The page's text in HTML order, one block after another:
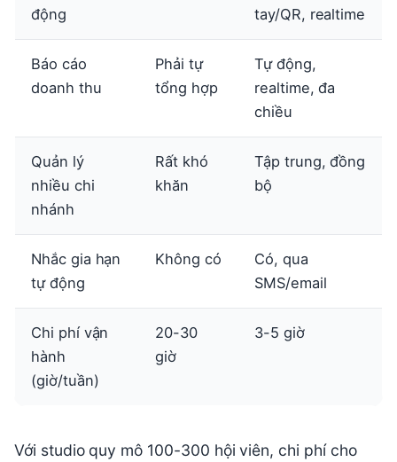
động
tay/QR, realtime
Báo cáo
doanh thu
Phải tự
tổng hợp
Tự động,
realtime, đa
chiều
Quản lý
nhiều chi
nhánh
Rất khó
khăn
Tập trung, đồng
bộ
Nhắc gia hạn
tự động
Không có
Có, qua
SMS/email
Chi phí vận
hành
(giờ/tuần)
20-30
giờ
3-5 giờ
Với studio quy mô 100-300 hội viên, chi phí cho